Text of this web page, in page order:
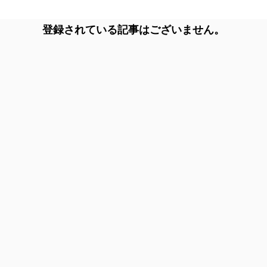
登録されている記事はございません。